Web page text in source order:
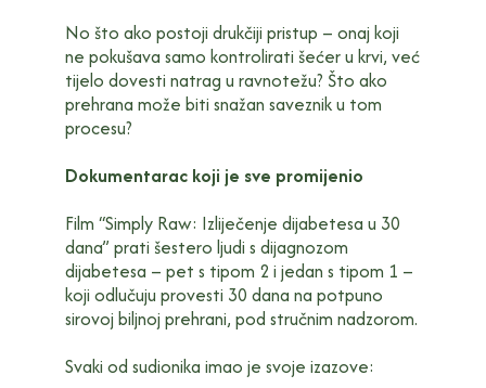
No što ako postoji drukčiji pristup – onaj koji
ne pokušava samo kontrolirati šećer u krvi, već
tijelo dovesti natrag u ravnotežu? Što ako
prehrana može biti snažan saveznik u tom
procesu?
Dokumentarac koji je sve promijenio
Film “Simply Raw: Izliječenje dijabetesa u 30
dana” prati šestero ljudi s dijagnozom
dijabetesa – pet s tipom 2 i jedan s tipom 1 –
koji odlučuju provesti 30 dana na potpuno
sirovoj biljnoj prehrani, pod stručnim nadzorom.
Svaki od sudionika imao je svoje izazove: